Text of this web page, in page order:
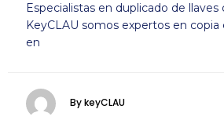
Especialistas en duplicado de llaves
KeyCLAU somos expertos en copia
en
By keyCLAU